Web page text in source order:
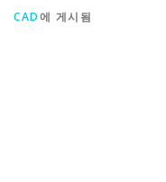
CAD에 게시됨